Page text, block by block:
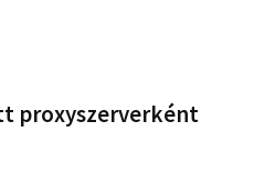
proxyszerverként